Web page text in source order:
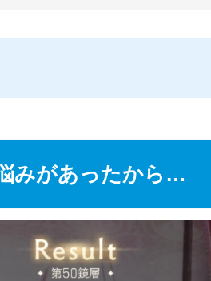
みがあったから…